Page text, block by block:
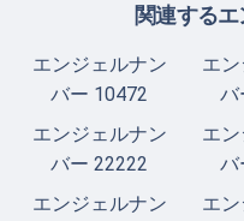
関連する
エンジェルナン
バー 10472
エ
バ
エンジェルナン
バー 22222
エ
バ
エンジェルナン
エ